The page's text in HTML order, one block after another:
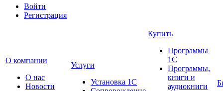
Войти
Регистрация
О компании
О нас
Новости
Услуги
Установка 1С
Купить
Программы
1С
Программы,
книги и
аудиокниги